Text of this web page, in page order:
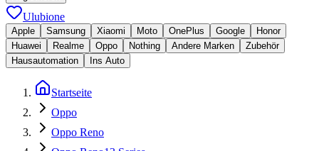
Ulubione
Apple Samsung Xiaomi Moto OnePlus Google
Honor
Huawei
Realme Oppo Nothing Andere Marken
Zubehör
Hausautomation
Ins Auto
Startseite
Oppo
Oppo Reno